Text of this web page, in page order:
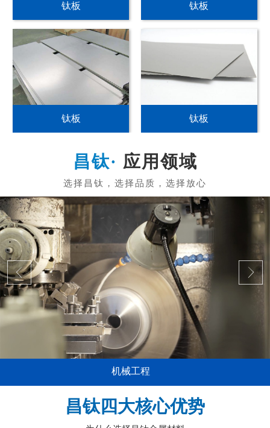
钛板 钛板
钛板 钛板
应用领域
机械工程
昌钛四大核心优势